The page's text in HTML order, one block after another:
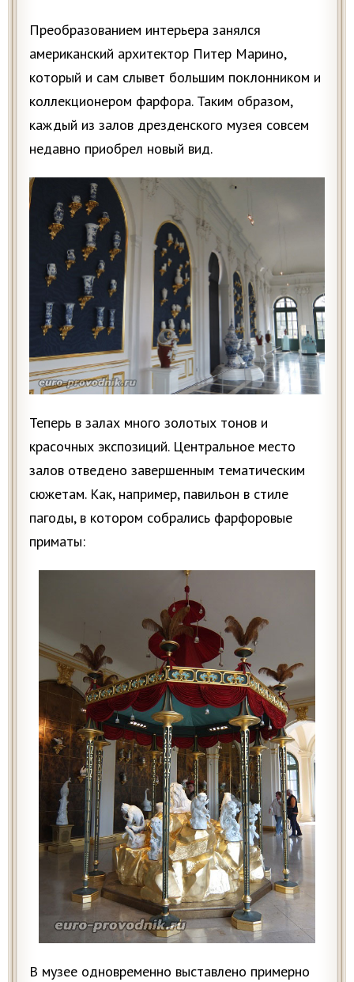
Преобразованием интерьера занялся
американский архитектор Питер Марино,
который и сам слывет большим поклонником и
коллекционером фарфора. Таким образом,
каждый из залов дрезденского музея совсем
недавно приобрел новый вид.
Теперь в залах много золотых тонов и
красочных экспозиций. Центральное место
залов отведено завершенным тематическим
сюжетам. Как, например, павильон в стиле
пагоды, в котором собрались фарфоровые
приматы:
В музее одновременно выставлено примерно